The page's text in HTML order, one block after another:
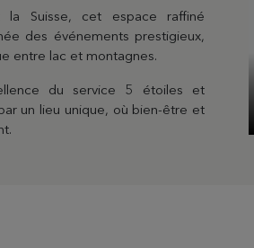
Suisse, cet espace raffiné
des événements prestigieux,
entre lac et montagnes.
du service 5 étoiles et
un lieu unique, où bien-être et